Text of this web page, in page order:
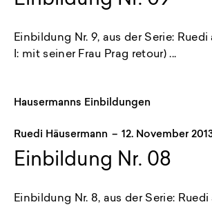
Einbildung Nr. 9, aus der Serie: Ruedi
I: mit seiner Frau Prag retour) ...
Hausermanns Einbildungen
Ruedi Häusermann – 12. November
Einbildung Nr. 08
Einbildung Nr. 8, aus der Serie: Ruedi